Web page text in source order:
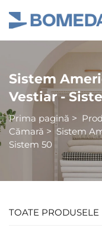
Sistem
Vestiar -
Prima pagină >
Cămară > Sistem
Sistem 50
TOATE PRODUSELE